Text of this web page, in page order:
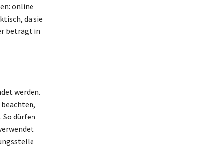
online
da sie
beträgt in
werden.
beachten,
dürfen